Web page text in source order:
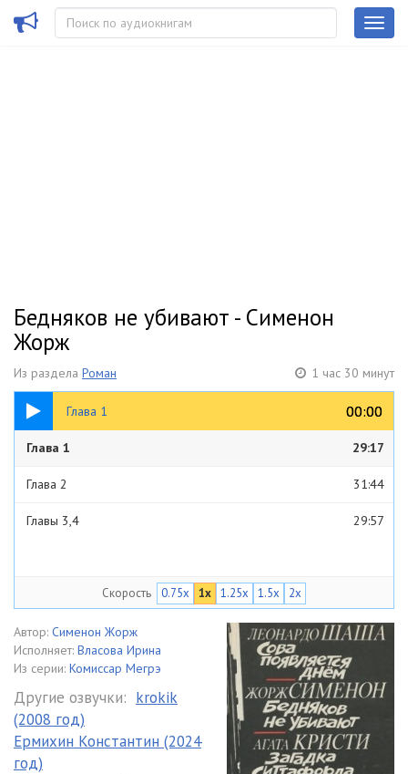
Бедняков не убивают - Сименон
Жорж
Из раздела Роман 1 час 30 минут
Глава 1 00:00
00:00
29:17
Глава 1 29:17
Глава 2 31:44
Главы 3,4 29:57
Скорость 0.75x 1x 1.25x 1.5x 2x
Автор: Сименон Жорж
Исполняет: Власова Ирина
Из серии: Комиссар Мегрэ
Другие озвучки: krokik
(2008 год)
Ермихин Константин (2024
год)